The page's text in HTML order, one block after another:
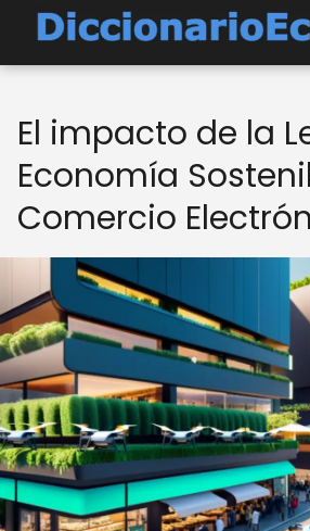
El impacto de la
Economía
Comercio